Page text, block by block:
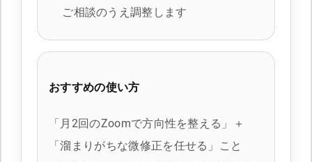
ご相談のうえ調整します
おすすめの使い方
「月2回のZoomで方向性を整える」＋
「溜まりがちな微修正を任せる」こと